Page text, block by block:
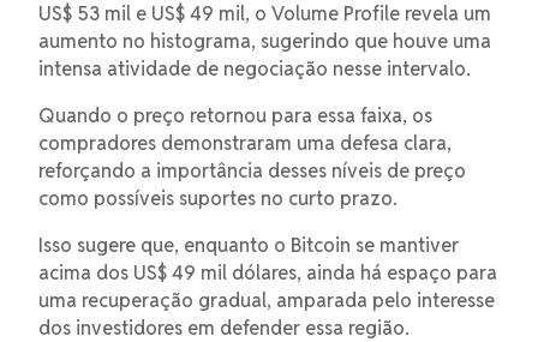
US$ 53 mil e US$ 49 mil, o Volume Profile revela um
aumento no histograma, sugerindo que houve uma
intensa atividade de negociação nesse intervalo.
Quando o preço retornou para essa faixa, os
compradores demonstraram uma defesa clara,
reforçando a importância desses níveis de preço
como possíveis suportes no curto prazo.
Isso sugere que, enquanto o Bitcoin se mantiver
acima dos US$ 49 mil dólares, ainda há espaço para
uma recuperação gradual, amparada pelo interesse
dos investidores em defender essa região.